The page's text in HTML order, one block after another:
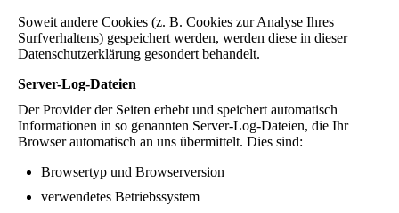
Soweit andere Cookies (z. B. Cookies zur Analyse Ihres
Surfverhaltens) gespeichert werden, werden diese in dieser
Datenschutzerklärung gesondert behandelt.
Server-Log-Dateien
Der Provider der Seiten erhebt und speichert automatisch
Informationen in so genannten Server-Log-Dateien, die Ihr
Browser automatisch an uns übermittelt. Dies sind:
Browsertyp und Browserversion
verwendetes Betriebssystem